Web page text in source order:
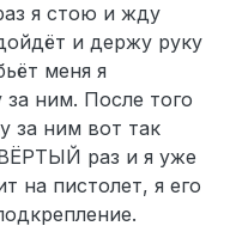
я стою и жду
и держу руку
меня я
ним. После того
за ним вот так
раз и я уже
на пистолет, я его